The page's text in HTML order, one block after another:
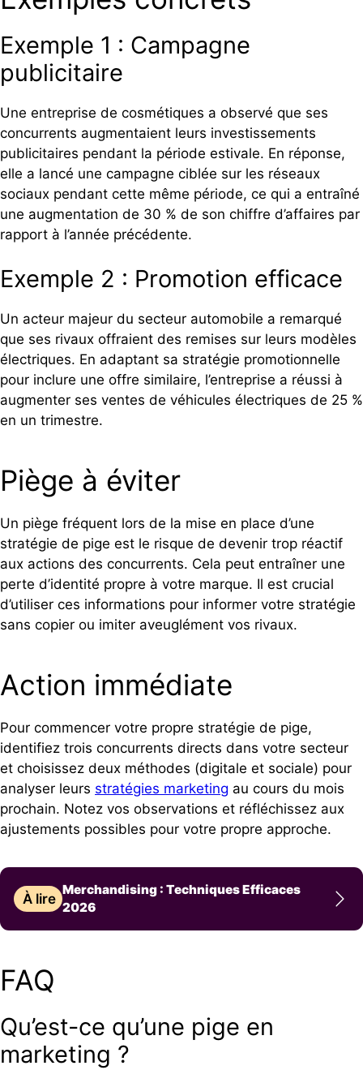
Exemple 1 : Campagne
publicitaire
Une entreprise de cosmétiques a observé que ses
concurrents augmentaient leurs investissements
publicitaires pendant la période estivale. En réponse,
elle a lancé une campagne ciblée sur les réseaux
sociaux pendant cette même période, ce qui a entraîné
une augmentation de 30 % de son chiffre d’affaires par
rapport à l’année précédente.
Exemple 2 : Promotion efficace
Un acteur majeur du secteur automobile a remarqué
que ses rivaux offraient des remises sur leurs modèles
électriques. En adaptant sa stratégie promotionnelle
pour inclure une offre similaire, l’entreprise a réussi à
augmenter ses ventes de véhicules électriques de 25 %
en un trimestre.
Piège à éviter
Un piège fréquent lors de la mise en place d’une
stratégie de pige est le risque de devenir trop réactif
aux actions des concurrents. Cela peut entraîner une
perte d’identité propre à votre marque. Il est crucial
d’utiliser ces informations pour informer votre stratégie
sans copier ou imiter aveuglément vos rivaux.
Action immédiate
Pour commencer votre propre stratégie de pige,
identifiez trois concurrents directs dans votre secteur
et choisissez deux méthodes (digitale et sociale) pour
analyser leurs stratégies marketing au cours du mois
prochain. Notez vos observations et réfléchissez aux
ajustements possibles pour votre propre approche.
À lire
Merchandising : Techniques Efficaces
2026
FAQ
Qu’est-ce qu’une pige en
marketing ?